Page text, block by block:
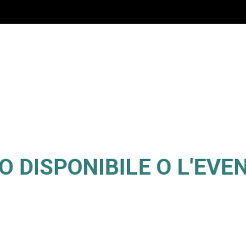
DISPONIBILE O